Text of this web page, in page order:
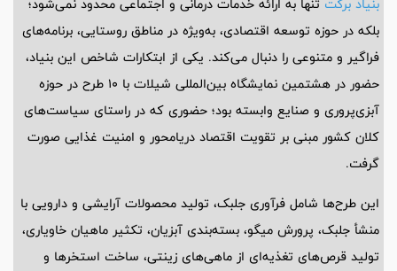
بلکه در حوزه توسعه اقتصادی، به‌ویژه در مناطق روستایی، برنامه‌های
فراگیر و متنوعی را دنبال می‌کند. یکی از ابتکارات شاخص این بنیاد،
حضور در هشتمین نمایشگاه بین‌المللی شیلات با 10 طرح در حوزه
آبزی‌پروری و صنایع وابسته بود؛ حضوری که در راستای سیاست‌های
کلان کشور مبنی بر تقویت اقتصاد دریامحور و امنیت غذایی صورت
گرفت.
این طرح‌ها شامل فرآوری جلبک، تولید محصولات آرایشی و دارویی با
منشأ جلبک، پرورش میگو، بسته‌بندی آبزیان، تکثیر ماهیان خاویاری،
تولید قرص‌های تغذیه‌ای از ماهی‌های زینتی، ساخت استخرها و